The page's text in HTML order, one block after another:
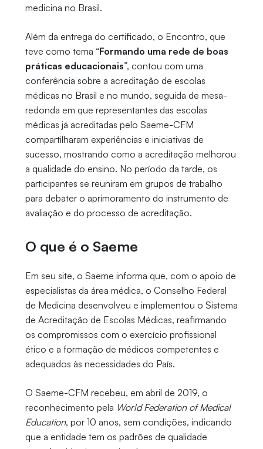
medicina no Brasil.
Além da entrega do certificado, o Encontro, que
teve como tema “Formando uma rede de boas
práticas educacionais”, contou com uma
conferência sobre a acreditação de escolas
médicas no Brasil e no mundo, seguida de mesa-
redonda em que representantes das escolas
médicas já acreditadas pelo Saeme-CFM
compartilharam experiências e iniciativas de
sucesso, mostrando como a acreditação melhorou
a qualidade do ensino. No período da tarde, os
participantes se reuniram em grupos de trabalho
para debater o aprimoramento do instrumento de
avaliação e do processo de acreditação.
O que é o Saeme
Em seu site, o Saeme informa que, com o apoio de
especialistas da área médica, o Conselho Federal
de Medicina desenvolveu e implementou o Sistema
de Acreditação de Escolas Médicas, reafirmando
os compromissos com o exercício profissional
ético e a formação de médicos competentes e
adequados às necessidades do País.
O Saeme-CFM recebeu, em abril de 2019, o
reconhecimento pela World Federation of Medical
Education, por 10 anos, sem condições, indicando
que a entidade tem os padrões de qualidade